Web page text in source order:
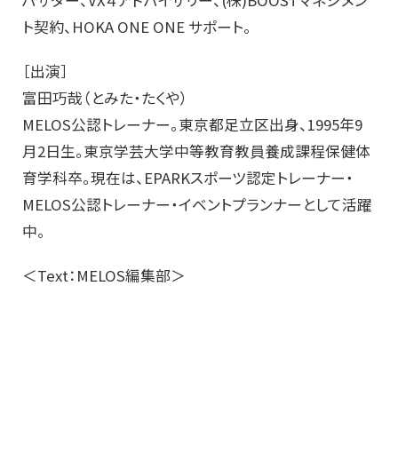
ト契約、HOKA ONE ONE サポート。
［出演］
富田巧哉（とみた・たくや）
MELOS公認トレーナー。東京都足立区出身、1995年9
月2日生。東京学芸大学中等教育教員養成課程保健体
育学科卒。現在は、EPARKスポーツ認定トレーナー・
MELOS公認トレーナー・イベントプランナーとして活躍
中。
＜Text：MELOS編集部＞